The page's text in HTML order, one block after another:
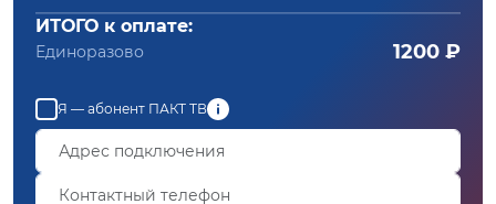
ИТОГО к оплате:
Единоразово 1200 ₽
Я — абонент ПАКТ ТВ